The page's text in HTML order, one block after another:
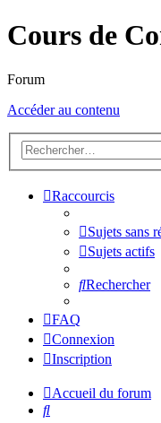
Cours de
Forum
Accéder au contenu
Raccourcis
Sujets sans
Sujets actifs
Rechercher
FAQ
Connexion
Inscription
Accueil du forum
Rechercher